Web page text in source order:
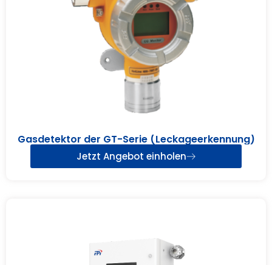
Gasdetektor der GT-Serie (Leckageerkennung)
Jetzt Angebot einholen